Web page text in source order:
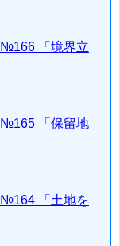
「境界立
№165 「保留地
「土地を